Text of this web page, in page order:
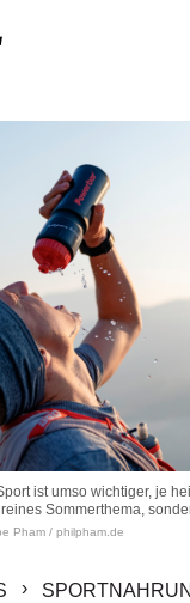
ist umso wichtiger, je
Sommerthema,
Pham / philpham.de